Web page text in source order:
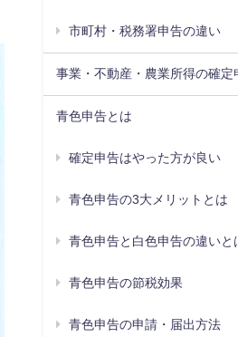
市町村・税務署申告の違い
事業・不動産・農業所得の確定
青色申告とは
確定申告はやった方が良い
青色申告の3大メリットとは
青色申告と白色申告の違いと
青色申告の節税効果
青色申告の申請・届出方法